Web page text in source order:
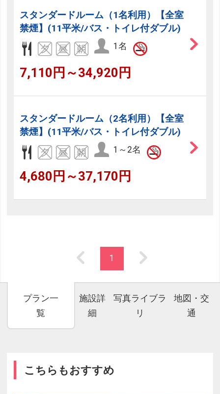
スタンダードルーム（1名利用）【全室
禁煙】(11平米/バス・トイレ付ダブル)
1名
7,110円～34,920円
スタンダードルーム（2名利用）【全室
禁煙】(11平米/バス・トイレ付ダブル)
1～2名
4,680円～37,170円
1
プラン一
覧
施設詳
細
写真ライブラ
リ
地図・交
通
こちらもおすすめ